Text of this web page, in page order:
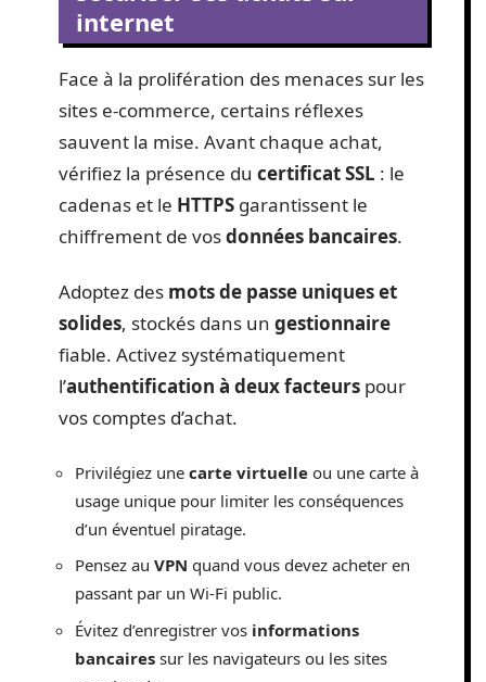
internet
Face à la prolifération des menaces sur les
sites e-commerce, certains réflexes
sauvent la mise. Avant chaque achat,
vérifiez la présence du certificat SSL : le
cadenas et le HTTPS garantissent le
chiffrement de vosdonnées bancaires.
Adoptez des mots de passe uniques et
solides, stockés dans un gestionnaire
fiable. Activez systématiquement
l’authentification à deux facteurs pour
vos comptes d’achat.
Privilégiez une carte virtuelle ou une carte à
usage unique pour limiter les conséquences
d’un éventuel piratage.
Pensez au VPN quand vous devez acheter en
passant par un Wi-Fi public.
Évitez d’enregistrer vos informations
bancaires sur les navigateurs ou les sites